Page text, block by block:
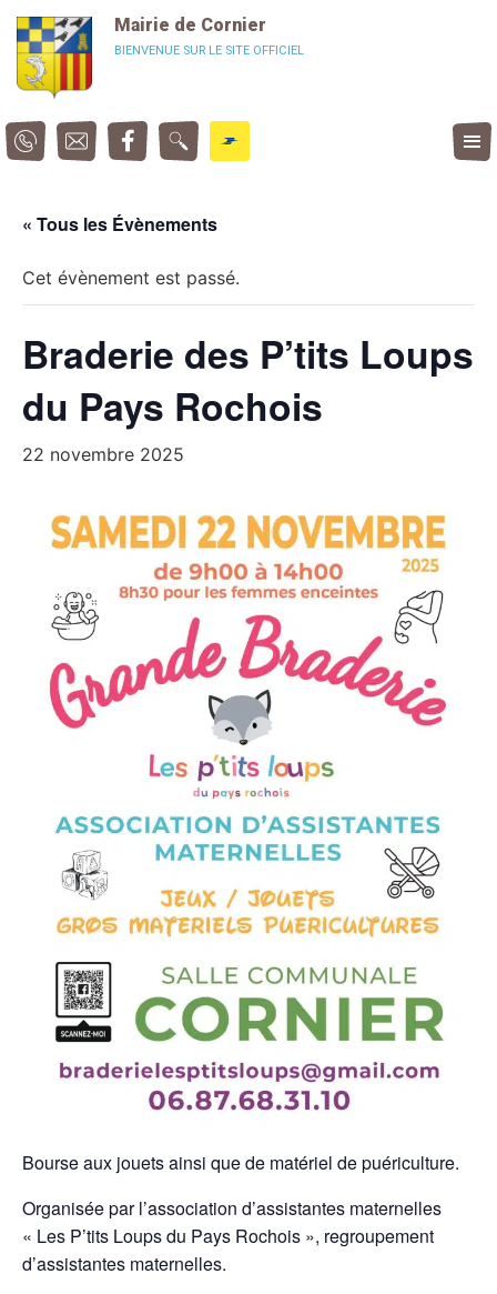
Mairie de Cornier
BIENVENUE SUR LE SITE OFFICIEL
« Tous les Évènements
Cet évènement est passé.
Braderie des P’tits Loups
du Pays Rochois
22 novembre 2025
Bourse aux jouets ainsi que de matériel de puériculture.
Organisée par l’association d’assistantes maternelles
« Les P’tits Loups du Pays Rochois », regroupement
d’assistantes maternelles.
Panneau de gestion des cookies